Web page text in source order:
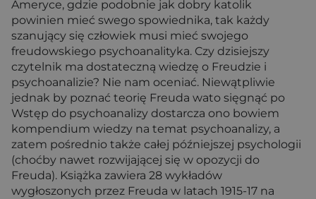
Ameryce, gdzie podobnie jak dobry katolik
powinien mieć swego spowiednika, tak każdy
szanujący się człowiek musi mieć swojego
freudowskiego psychoanalityka. Czy dzisiejszy
czytelnik ma dostateczną wiedzę o Freudzie i
psychoanalizie? Nie nam oceniać. Niewątpliwie
jednak by poznać teorię Freuda wato sięgnąć po
Wstęp do psychoanalizy dostarcza ono bowiem
kompendium wiedzy na temat psychoanalizy, a
zatem pośrednio także całej późniejszej psychologii
(choćby nawet rozwijającej się w opozycji do
Freuda). Książka zawiera 28 wykładów
wygłoszonych przez Freuda w latach 1915-17 na